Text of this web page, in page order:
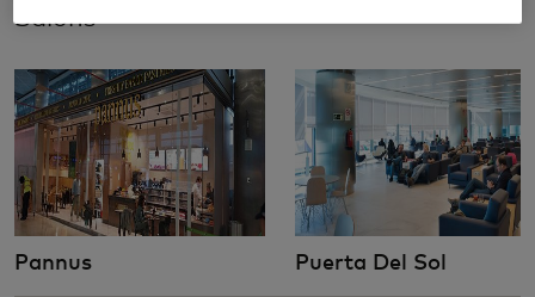
Salons
Pannus Puerta Del Sol